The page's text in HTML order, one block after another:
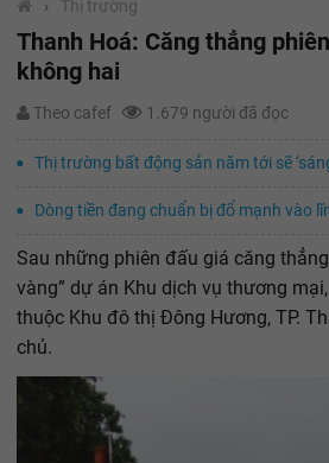
› Thị trường
Thanh Hoá: Căng thẳng
không hai
Theo cafef 1.679 người đã đọc
Thị trường bất động sản năm tới sẽ
Dòng tiền đang chuẩn bị đổ mạnh vào
Sau những phiên đấu giá căng
vàng” dự án Khu dịch vụ thương
thuộc Khu đô thị Đông Hương, TP.
chủ.